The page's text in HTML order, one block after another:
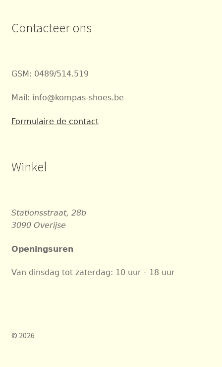
Contacteer ons
GSM: 0489/514.519
Mail: info@kompas-shoes.be
Formulaire de contact
Winkel
Stationsstraat, 28b
3090 Overijse
Openingsuren
Van dinsdag tot zaterdag: 10 uur - 18 uur
© 2026